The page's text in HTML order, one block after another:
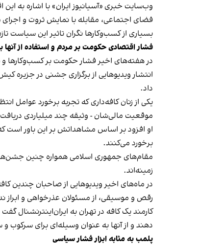
وب‌سایت خبری «آسیانیوز ایران» با اشاره به
فضای اجتماعی، مقابله با نمایش ثروت و
بسیاری از کسب‌وکارها نگران تاثیر این سیاست‌
فشار اقتصادی حکومت بر مردم و استفاده از آنها
در هفته‌های اخیر فشار حکومت بر کسب‌وکارها
انتشار ویدیوهایی از برگزاری جشنی در جزیره
داد.
یکی از زنان کافه‌داری که تجربه برخورد عوامل
موقعیت مالی‌شان - وثیقه چند میلیاردی دریافت
او افزود بر اساس مشاهداتش بر این باور
برخورد می‌کنند.
مقام‌های جمهوری اسلامی همواره چنین
زمینه‌اند.
در ماه‌های اخیر ویدیوهایی از صاحبان چندین
رقص و موسیقی، از مسئولان عذرخواهی و ابراز
کارمند یک کافه در تهران به ایران‌اینترنشنال
دهند و از آنها به عنوان وسیله‌ای برای سرکوب
پلمب به مثابه ابزار فشار سیاسی